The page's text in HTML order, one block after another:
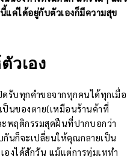
แค่ได้อยู่กับตัวเองก็มีความสุข
วเอง
รับทุกคำขอจากทุกคนได้ทุกเมื่อ
นของตาย(เหมือนร้านค้าที่
พฤติกรรมสุดฝืนที่ปากบอกว่า
กันก็จะเปลี่ยนให้คุณกลายเป็น
องได้สักวัน แม้แต่การทุ่มเททำ